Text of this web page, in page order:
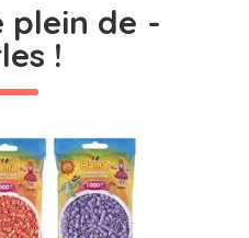
plein de
!
-